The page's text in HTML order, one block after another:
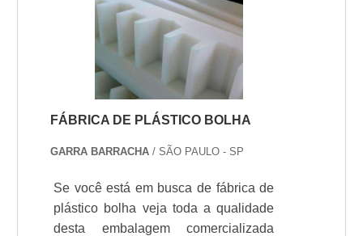
de empresas dos segmentos mais
variados. Produçío do papelío
ondulado - Camada Externa: com o
intuito de dar proteç.
FÁBRICA DE PLÁSTICO BOLHA
GARRA BARRACHA / SÃO PAULO - SP
Se você está em busca de fábrica de
plástico bolha veja toda a qualidade
desta embalagem comercializada